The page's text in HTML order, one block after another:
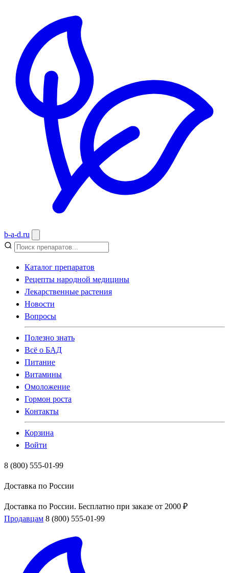
b-a-d.ru
Каталог препаратов
Рецепты народной медицины
Лекарственные растения
Новости
Вопросы
Полезно знать
Всё о БАД
Питание
Витамины
Омоложение
Гормон роста
Контакты
Корзина
Войти
8 (800) 555-01-99
Доставка по России
Доставка по России. Бесплатно при заказе от 2000 ₽
Продавцам 8 (800) 555-01-99